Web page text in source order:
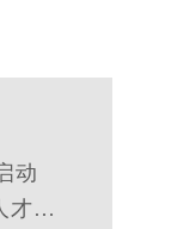
动
才发